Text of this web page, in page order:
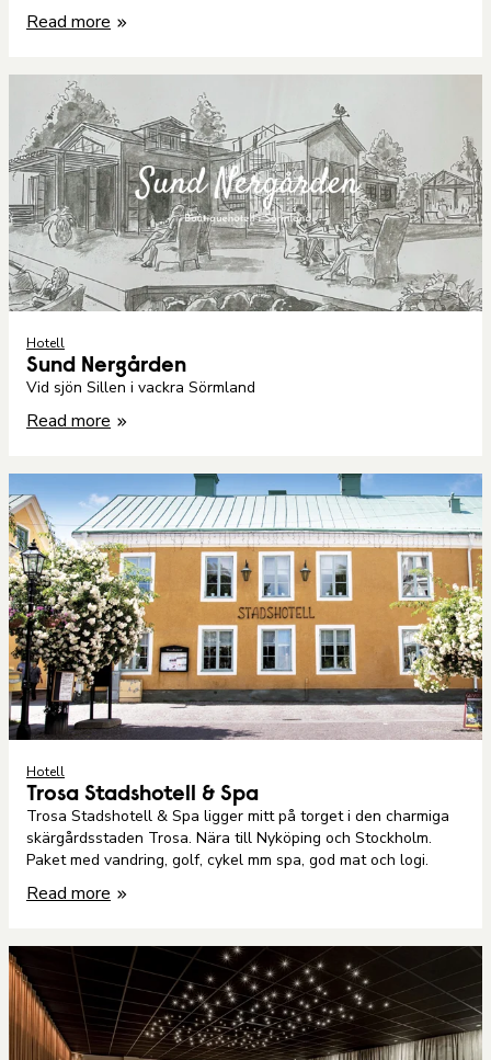
Read more
Hotell
Sund Nergården
Vid sjön Sillen i vackra Sörmland
Read more
Hotell
Trosa Stadshotell & Spa
Trosa Stadshotell & Spa ligger mitt på torget i den charmiga
skärgårdsstaden Trosa. Nära till Nyköping och Stockholm.
Paket med vandring, golf, cykel mm spa, god mat och logi.
Read more